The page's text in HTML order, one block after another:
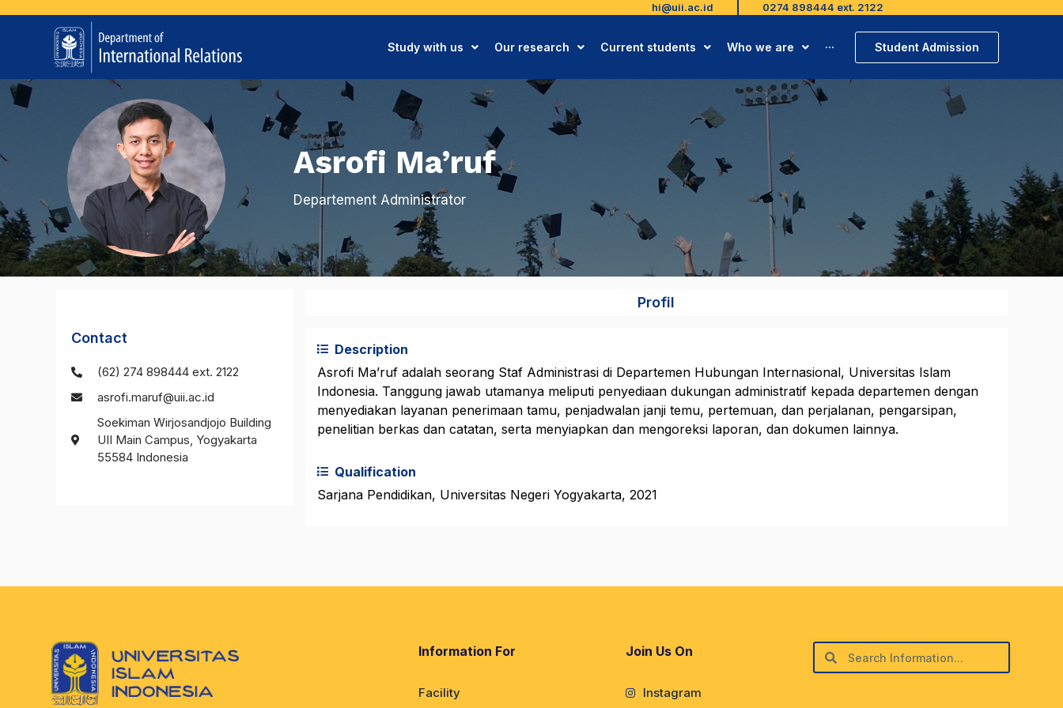
hi@uii.ac.id 0274 898444 ext. 2122
Study with us Our research Current students Who we are ··· Student Admission
Asrofi Ma’ruf
Departement Administrator
Contact
(62) 274 898444 ext. 2122
asrofi.maruf@uii.ac.id
Soekiman Wirjosandjojo Building
UII Main Campus, Yogyakarta
55584 Indonesia
Profil
Description
Asrofi Ma’ruf adalah seorang Staf Administrasi di Departemen Hubungan Internasional, Universitas Islam
Indonesia. Tanggung jawab utamanya meliputi penyediaan dukungan administratif kepada departemen dengan
menyediakan layanan penerimaan tamu, penjadwalan janji temu, pertemuan, dan perjalanan, pengarsipan,
penelitian berkas dan catatan, serta menyiapkan dan mengoreksi laporan, dan dokumen lainnya.
Qualification
Sarjana Pendidikan, Universitas Negeri Yogyakarta, 2021
Information For
Facility
Join Us On
Instagram